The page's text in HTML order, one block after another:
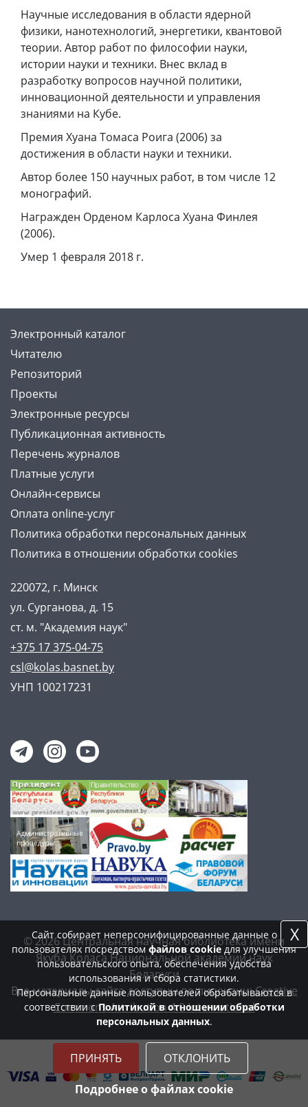
Научные исследования в области ядерной
физики, нанотехнологий, энергетики, квантовой
теории. Автор работ по философии науки,
истории науки и техники. Внес вклад в
разработку вопросов научной политики,
инновационной деятельности и управления
знаниями на Кубе.
Премия Хуана Томаса Роига (2006) за
достижения в области науки и техники.
Автор более 150 научных работ, в том числе 12
монографий.
Награжден Орденом Карлоса Хуана Финлея
(2006).
Умер 1 февраля 2018 г.
Электронный каталог
Читателю
Репозиторий
Проекты
Электронные ресурсы
Публикационная активность
Перечень журналов
Платные услуги
Онлайн-сервисы
Оплата online-услуг
Политика обработки персональных данных
Политика в отношении обработки cookies
220072, г. Минск
ул. Сурганова, д. 15
ст. м. "Академия наук"
+375 17 375-04-75
csl@kolas.basnet.by
УНП 100217231
© 2026 Центральная научная библиотека имени
Якуба Коласа Национальной академии наук
Беларуси
Все материалы сайта доступны по лицензии:Creative
Commons Attribution 4.0 International
Сайт собирает неперсонифицированные данные о
пользователях посредствомфайлов cookieдля улучшения
пользовательского опыта, обеспечения удобства
использования и сбора статистики.
Персональные данные пользователей обрабатываются в
соответствии сПолитикой в отношении обработки
персональных данных.
ПРИНЯТЬ ОТКЛОНИТЬ
Подробнее о файлах cookie
X